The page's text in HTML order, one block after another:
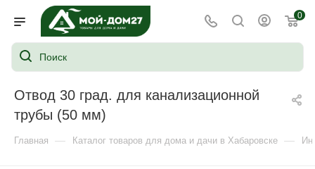
0
Отвод 30 град. для канализационной
трубы (50 мм)
Главная — Каталог товаров для дома и дачи в Хабаровске —